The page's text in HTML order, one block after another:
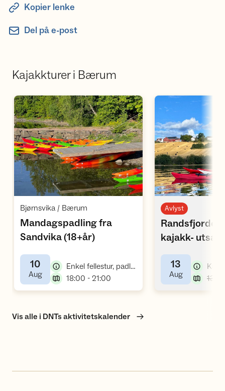
Kopier lenke
Del på e-post
Kajakkturer i Bærum
Åpne aktivitet
Bjørnsvika / Bærum
Mandagspadling fra
Sandvika (18+år),
10
Aug,
Enkel fellestur, padletur
18:00 - 21:00
Avlyst
Randsfjorden
kajakk-
13
Aug,
Vis alle i DNTs aktivitetskalender